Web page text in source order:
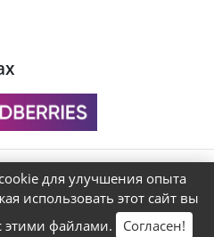
для улучшения опыта
использовать этот сайт вы
этими файлами.
Согласен!